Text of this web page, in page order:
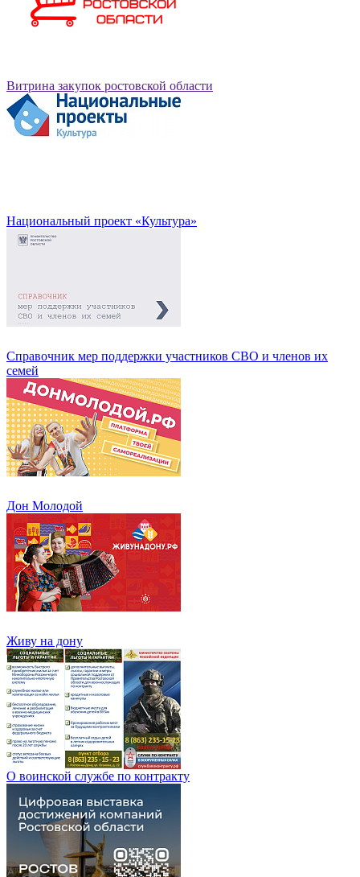
Витрина закупок ростовской области
Национальный проект «Культура»
Справочник мер поддержки участников СВО и членов их
семей
Дон Молодой
Живу на дону
О воинской службе по контракту